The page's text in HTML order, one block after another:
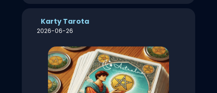
Karty Tarota
2026-06-26